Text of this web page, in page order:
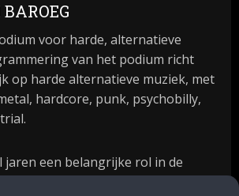
voor harde, alternatieve
van het podium richt
op harde alternatieve muziek, met
hardcore, punk, psychobilly,
jaren een belangrijke rol in de